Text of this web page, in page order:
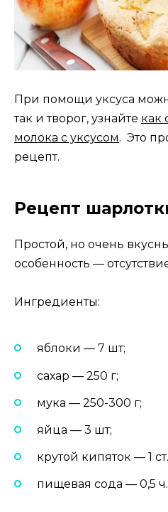
При помощи уксуса
так и творог, узнайте как
молока с уксусом. Это
рецепт.
Рецепт
Простой, но очень
особенность —
Ингредиенты:
яблоки — 7 шт;
сахар — 250 г;
мука — 250-300 г;
яйца — 3 шт;
крутой кипяток — 1
пищевая сода — 0,5 ч.